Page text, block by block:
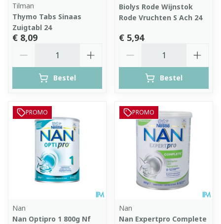
Tilman
Thymo Tabs Sinaas
Zuigtabl 24
€ 8,09
Bestel
Biolys Rode Wijnstok
Rode Vruchten S Ach 24
€ 5,94
Bestel
PROMO
Nan
Nan Optipro 1 800g Nf
PROMO
Nan
Nan Expertpro Complete